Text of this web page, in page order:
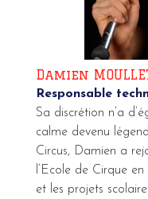
Damien
Responsable
Sa discrétion n’a
calme devenu
Circus, Damien a
l’Ecole de Cirque
et les projets